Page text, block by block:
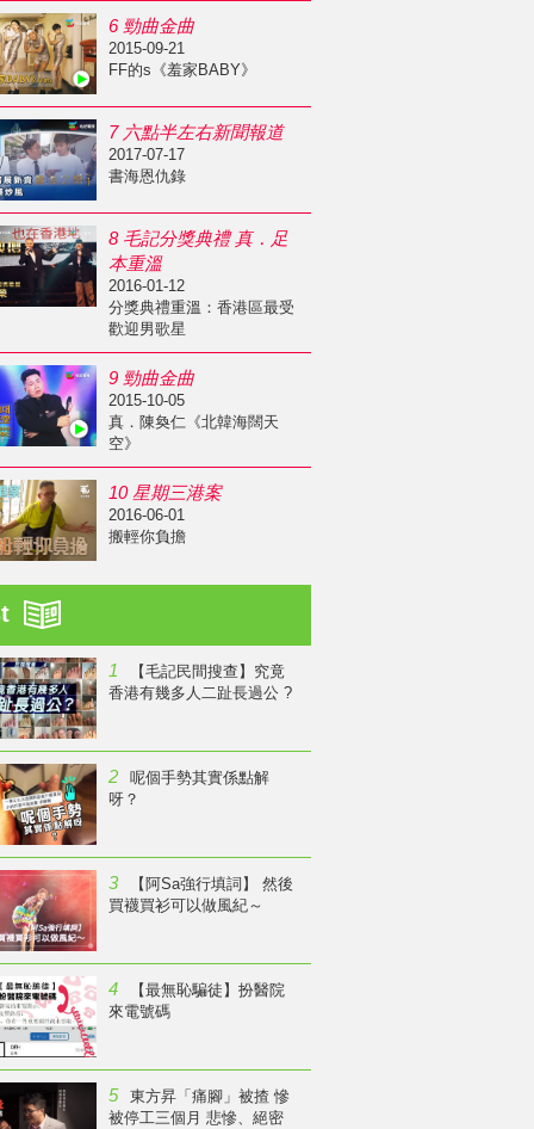
6 勁曲金曲
2015-09-21
FF的s《羞家BABY》
7 六點半左右新聞報道
2017-07-17
書海恩仇錄
8 毛記分獎典禮 真．足
本重溫
2016-01-12
分獎典禮重溫：香港區最受
歡迎男歌星
9 勁曲金曲
2015-10-05
真．陳奐仁《北韓海闊天
空》
10 星期三港案
2016-06-01
搬輕你負擔
1
【毛記民間搜查】究竟
香港有幾多人二趾長過公 ?
2
呢個手勢其實係點解
呀？
3
【阿Sa強行填詞】 然後
買襪買衫可以做風紀～
4
【最無恥騙徒】扮醫院
來電號碼
5
東方昇「痛腳」被揸 慘
被停工三個月 悲慘、絕密